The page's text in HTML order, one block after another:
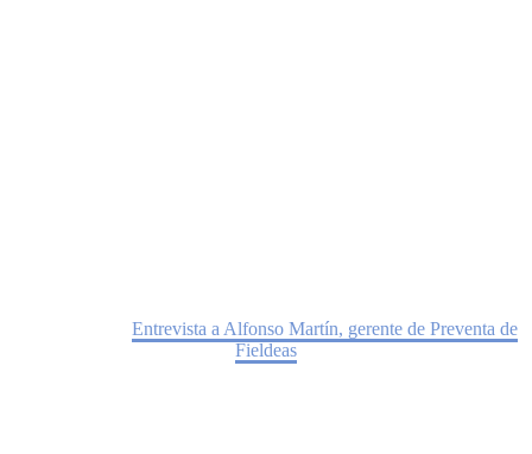
Entrevista a Alfonso Martín, gerente de Preventa de
Fieldeas